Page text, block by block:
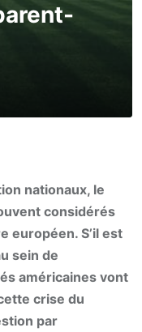
nationaux, le
considérés
européen. S’il est
sein de
américaines vont
crise du
par